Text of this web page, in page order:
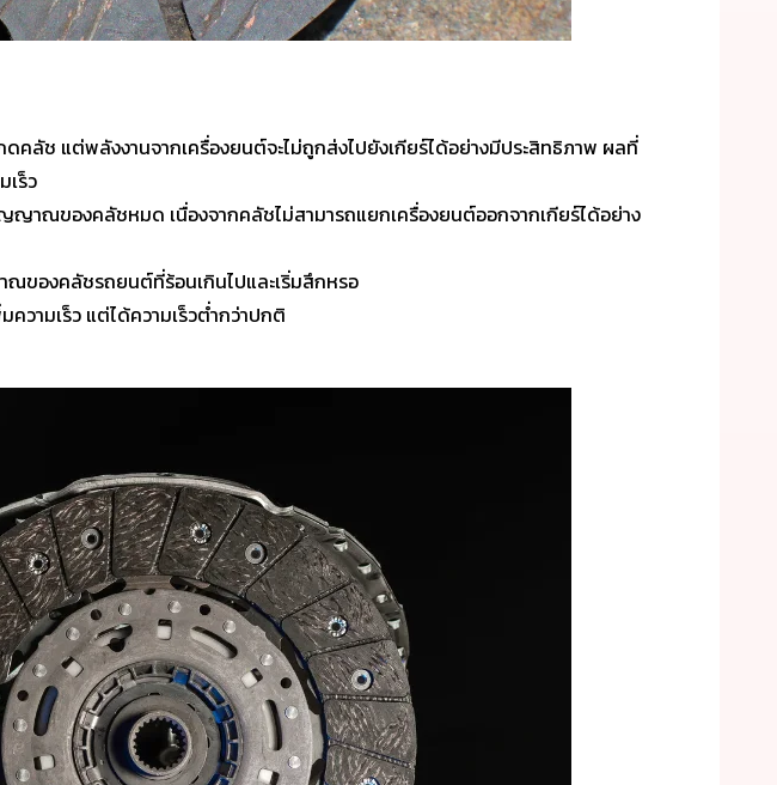
ช แต่พลังงานจากเครื่องยนต์จะไม่ถูกส่งไปยังเกียร์ได้อย่างมีประสิทธิภาพ ผลที่
เร็ว
ญาณของคลัชหมด เนื่องจากคลัชไม่สามารถแยกเครื่องยนต์ออกจากเกียร์ได้อย่าง
ของคลัชรถยนต์ที่ร้อนเกินไปและเริ่มสึกหรอ
วามเร็ว แต่ได้ความเร็วต่ำกว่าปกติ